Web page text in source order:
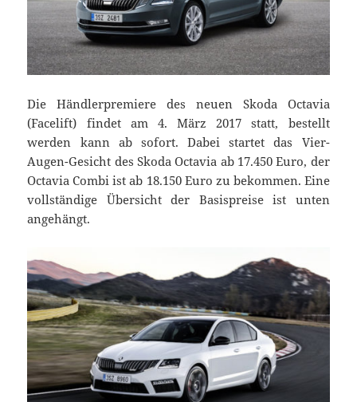
Die Händlerpremiere des neuen Skoda Octavia
(Facelift) findet am 4. März 2017 statt, bestellt
werden kann ab sofort. Dabei startet das Vier-
Augen-Gesicht des Skoda Octavia ab 17.450 Euro, der
Octavia Combi ist ab 18.150 Euro zu bekommen. Eine
vollständige Übersicht der Basispreise ist unten
angehängt.